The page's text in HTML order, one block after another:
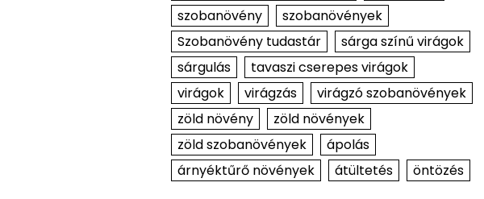
szobanövény
szobanövények
Szobanövény tudastár
sárga színű virágok
sárgulás
tavaszi cserepes virágok
virágok
virágzás
virágzó szobanövények
zöld növény
zöld növények
zöld szobanövények
ápolás
árnyéktűrő növények
átültetés öntözés